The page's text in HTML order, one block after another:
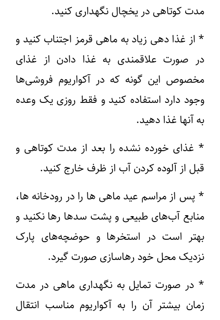
مدت کوتاهی در یخچال نگهداری کنید.
* از غذا دهی زیاد به ماهی قرمز اجتناب کنید و
در صورت علاقمندی به غذا دادن از غذای
مخصوص این گونه که در آکواریوم فروشی‌ها
وجود دارد استفاده کنید و فقط روزی یک وعده
به آنها غذا دهید.
* غذای خورده نشده را بعد از مدت کوتاهی و
قبل از آلوده کردن آب از ظرف خارج کنید.
* پس از مراسم عید ماهی ها را در رودخانه ها،
منابع آب‌های طبیعی و پشت سدها رها نکنید و
بهتر است در استخرها و حوضچه‌های پارک
نزدیک محل خود رهاسازی صورت گیرد.
* در صورت تمایل به نگهداری ماهی در مدت
زمان بیشتر آن را به آکواریوم مناسب انتقال